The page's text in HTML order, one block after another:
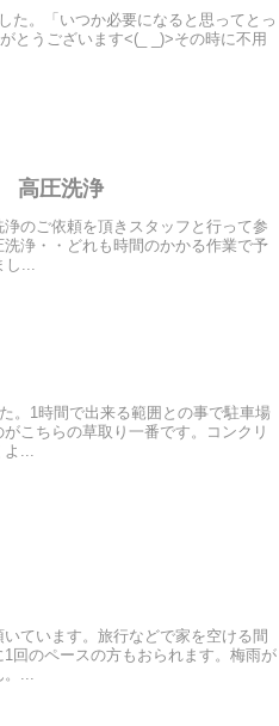
た。「いつか必要になると思ってとっ
とうございます<(_ _)>その時に不用
圧洗浄
のご依頼を頂きスタッフと行って参
浄・・どれも時間のかかる作業で予
し...
。1時間で出来る範囲との事で駐車場
こちらの草取り一番です。コンクリ
よ...
ています。旅行などで家を空ける間
回のペースの方もおられます。梅雨が
...